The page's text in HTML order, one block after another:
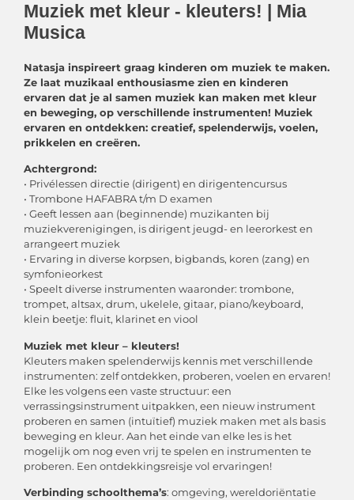
Muziek met kleur - kleuters! | Mia
Musica
Natasja inspireert graag kinderen om muziek te maken.
Ze laat muzikaal enthousiasme zien en kinderen
ervaren dat je al samen muziek kan maken met kleur
en beweging, op verschillende instrumenten! Muziek
ervaren en ontdekken: creatief, spelenderwijs, voelen,
prikkelen en creëren.
Achtergrond:
• Privélessen directie (dirigent) en dirigentencursus
• Trombone HAFABRA t/m D examen
• Geeft lessen aan (beginnende) muzikanten bij
muziekverenigingen, is dirigent jeugd- en leerorkest en
arrangeert muziek
• Ervaring in diverse korpsen, bigbands, koren (zang) en
symfonieorkest
• Speelt diverse instrumenten waaronder: trombone,
trompet, altsax, drum, ukelele, gitaar, piano/keyboard,
klein beetje: fluit, klarinet en viool
Muziek met kleur – kleuters!
Kleuters maken spelenderwijs kennis met verschillende
instrumenten: zelf ontdekken, proberen, voelen en ervaren!
Elke les volgens een vaste structuur: een
verrassingsinstrument uitpakken, een nieuw instrument
proberen en samen (intuïtief) muziek maken met als basis
beweging en kleur. Aan het einde van elke les is het
mogelijk om nog even vrij te spelen en instrumenten te
proberen. Een ontdekkingsreisje vol ervaringen!
Verbinding schoolthema’s: omgeving, wereldoriëntatie